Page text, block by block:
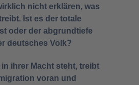
nicht erklären, was
Ist es der totale
oder der abgrundtiefe
deutsches Volk?
in ihrer Macht steht, treibt
voran und